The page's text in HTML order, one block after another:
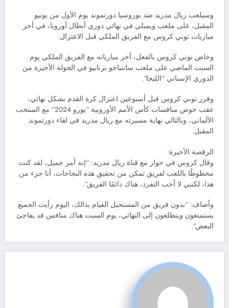
وسيلعب ريال مدريد ضد بوروسيا دورتموند يوم الأول من يونيو
المقبل، على ملعب ويمبلي في نهائي دوري أبطال أوروبا، في أخر
مباريات توني كروس مع الفريق الملكي قبل الاعتزال.
وخاض توني كروس بالفعل، أخر مبارياته مع الفريق الملكي يوم
السبت الماضي على ملعب سانتياجو برنابيو في الجولة الأخيرة من
الدوري الإسباني “الليجا”.
وقرر توني كروس قبل أسبوعين اعتزال كرة القدم بشكل نهائي،
عقب خوض منافسات كأس الأمم الأوروبية “يورو 2024” مع المنتخب
الألماني، وبالتالي نهاية مسيرته مع ريال مدريد في لقاء دورتموند
المقبل.
الرقصة الأخيرة:
وقال كروس في حوار مع قناة ريال مدريد: “إنه أمر جميل، لقد كنت
محظوظًا باللعب لفريق تمكن من تحقيق هذه النجاحات، أنا جزء من
هذا، لكنني لا أحب التفرد، هناك دائمًا الفريق”.
وأضاف: “بدون فريق من المستحيل القيام بذالك، اليوم رأيت الجميع
يستمتعون ويتطلعون إلى النهائي، يوم السبت هناك منافس قد يفاجئ
البعض”.